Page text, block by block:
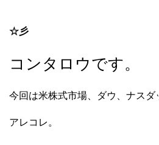
☆彡
コンタロウです。
今回は米株式市場、ダウ、ナスダ
アレコレ。